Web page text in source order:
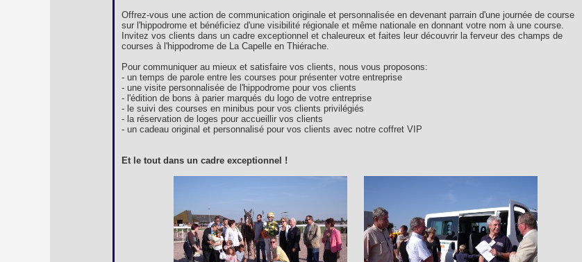
Offrez-vous une action de communication originale et personnalisée en devenant parrain d'une journée de course
sur l'hippodrome et bénéficiez d'une visibilité régionale et même nationale en donnant votre nom à une course.
Invitez vos clients dans un cadre exceptionnel et chaleureux et faites leur découvrir la ferveur des champs de
courses à l'hippodrome de La Capelle en Thiérache.
Pour communiquer au mieux et satisfaire vos clients, nous vous proposons:
- un temps de parole entre les courses pour présenter votre entreprise
- une visite personnalisée de l'hippodrome pour vos clients
- l'édition de bons à parier marqués du logo de votre entreprise
- le suivi des courses en minibus pour vos clients privilégiés
- la réservation de loges pour accueillir vos clients
- un cadeau original et personnalisé pour vos clients avec notre coffret VIP
Et le tout dans un cadre exceptionnel !